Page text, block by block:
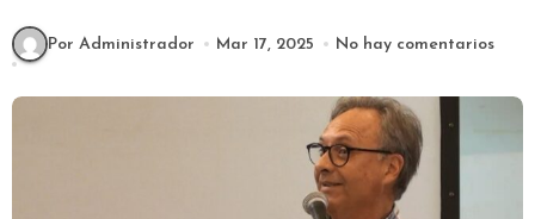
Por Administrador Mar 17, 2025 No hay comentarios